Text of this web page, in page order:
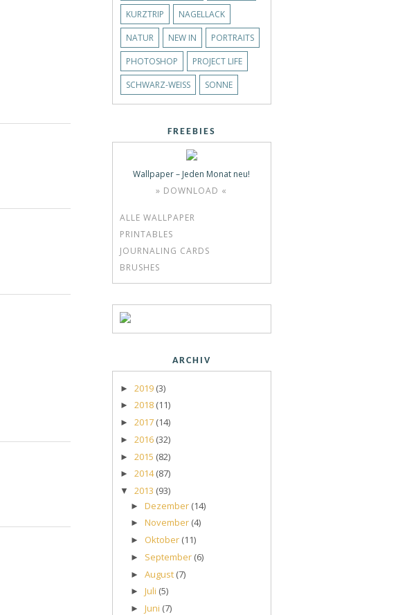
KURZTRIP
NAGELLACK
NATUR
NEW IN
PORTRAITS
PHOTOSHOP
PROJECT LIFE
SCHWARZ-WEISS
SONNE
FREEBIES
Wallpaper – Jeden Monat neu!
» DOWNLOAD «
ALLE WALLPAPER
PRINTABLES
JOURNALING CARDS
BRUSHES
ARCHIV
► 2019 (3)
► 2018 (11)
► 2017 (14)
► 2016 (32)
► 2015 (82)
► 2014(87)
▼ 2013 (93)
►Dezember (14)
►November (4)
► Oktober (11)
► September (6)
►August (7)
►Juli (5)
►Juni (7)